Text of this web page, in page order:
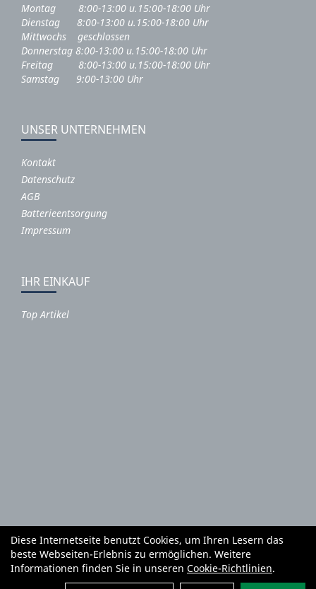
Montag 8:00-13:00 u.15:00-18:00 Uhr
Dienstag 8:00-13:00 u.15:00-18:00 Uhr
Mittwochs geschlossen
Donnerstag 8:00-13:00 u.15:00-18:00 Uhr
Freitag 8:00-13:00 u.15:00-18:00 Uhr
Samstag 9:00-13:00 Uhr
UNSER UNTERNEHMEN
Kontakt
Datenschutz
AGB
Batterieentsorgung
Impressum
IHR EINKAUF
Top Artikel
Autoteile und Zubehör E-Roller
Fahrräder
Fahrradzubehör
Fahrradteile Bekleidung
Mietgeräte
Reifenhandel und Montage
Garten und Forstgeräte Service
Diese Internetseite benutzt Cookies, um Ihren Lesern das
beste Webseiten-Erlebnis zu ermöglichen. Weitere
Informationen finden Sie in unseren Cookie-Richtlinien.